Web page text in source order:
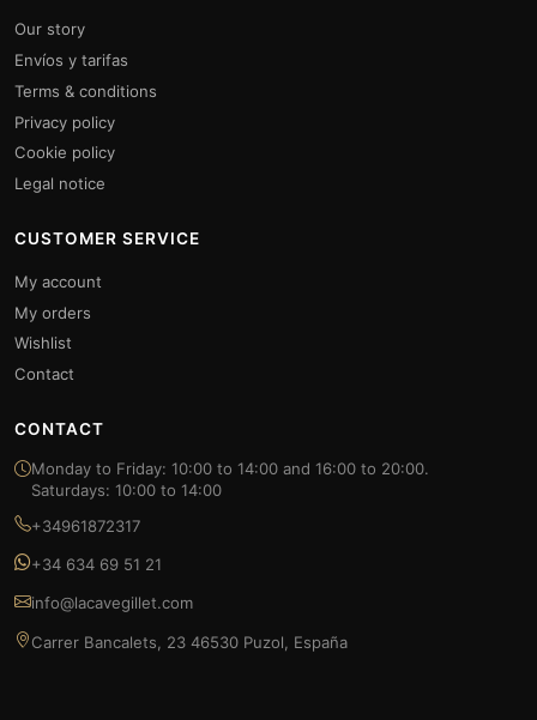
Our story
Envíos y tarifas
Terms & conditions
Privacy policy
Cookie policy
Legal notice
CUSTOMER SERVICE
My account
My orders
Wishlist
Contact
CONTACT
Monday to Friday: 10:00 to 14:00 and 16:00 to 20:00.
Saturdays: 10:00 to 14:00
+34961872317
+34 634 69 51 21
info@lacavegillet.com
Carrer Bancalets, 23 46530 Puzol, España